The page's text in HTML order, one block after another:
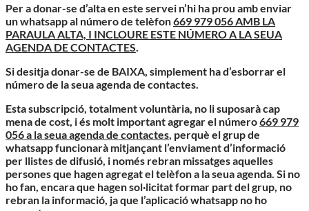
Per a donar-se d’alta en este servei n’hi ha prou amb enviar
un whatsapp al número de telèfon669 979 056 AMB LA
PARAULA ALTA, I INCLOURE ESTE NÚMERO A LA SEUA
AGENDA DE CONTACTES.
Si desitja donar-se de BAIXA, simplement ha d’esborrar el
número de la seua agenda de contactes.
Esta subscripció, totalment voluntària, no li suposarà cap
mena de cost, i és molt important agregar el número669 979
056 a la seua agenda de contactes, perquè el grup de
whatsapp funcionarà mitjançant l’enviament d’informació
per llistes de difusió, i només rebran missatges aquelles
persones que hagen agregat el telèfon a la seua agenda. Si no
ho fan, encara que hagen sol·licitat formar part del grup, no
rebran la informació, ja que l’aplicació whatsapp no ho